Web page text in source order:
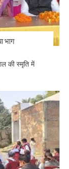
भाग
की स्मृति में